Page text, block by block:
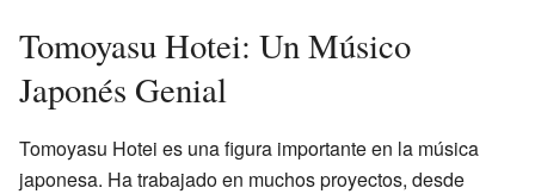
Tomoyasu Hotei: Un Músico
Japonés Genial
Tomoyasu Hotei es una figura importante en la música
japonesa. Ha trabajado en muchos proyectos, desde